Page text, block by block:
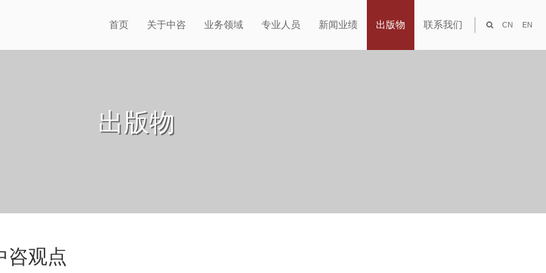
首页 关于中咨 业务领域 专业人员 新闻业绩 出版物 联系我们 CN EN
出版物
咨观点